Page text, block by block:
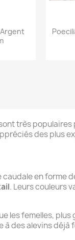
très
des plus
en forme
. Leurs couleurs
les femelles,
des alevins